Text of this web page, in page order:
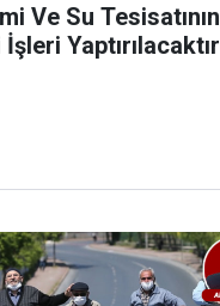
Ve Su Tesisatının
Yaptırılacaktır